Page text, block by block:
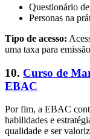
Questionário
Personas na
Tipo de acesso:
uma taxa para
10. Curso de
EBAC
Por fim, a EBAC
habilidades e
qualidade e ser